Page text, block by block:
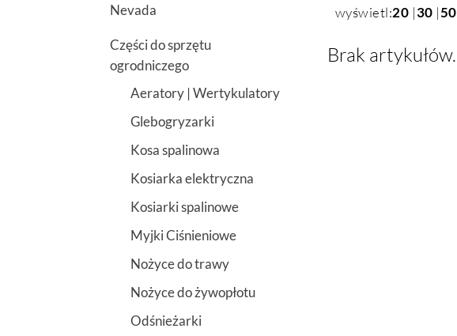
Nevada
Części do sprzętu
ogrodniczego
Aeratory | Wertykulatory
Glebogryzarki
Kosa spalinowa
Kosiarka elektryczna
Kosiarki spalinowe
Myjki Ciśnieniowe
Nożyce do trawy
Nożyce do żywopłotu
Odśnieżarki
wyświetl:20 |30 |50
Brak artykułów.